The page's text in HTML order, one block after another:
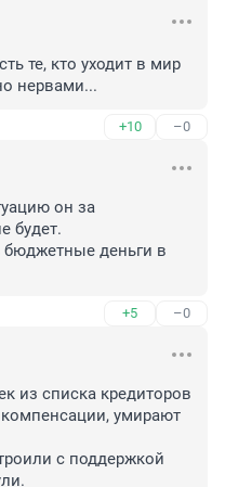
те, кто уходит в мир
нервами...
+10 –0
он за
будет.
бюджетные деньги в
+5 –0
из списка кредиторов
умирают
с поддержкой